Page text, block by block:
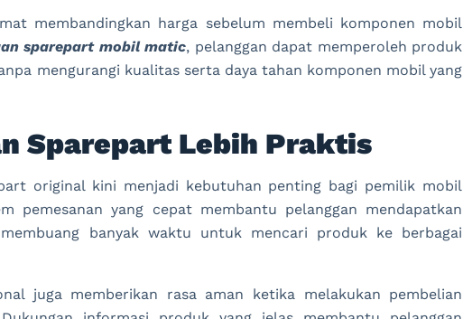
membandingkan harga sebelum membeli komponen mobil
sparepart mobil matic, pelanggan dapat memperoleh produk
mengurangi kualitas serta daya tahan komponen mobil yang
Sparepart Lebih Praktis
original kini menjadi kebutuhan penting bagi pemilik mobil
pemesanan yang cepat membantu pelanggan mendapatkan
banyak waktu untuk mencari produk ke berbagai
juga memberikan rasa aman ketika melakukan pembelian